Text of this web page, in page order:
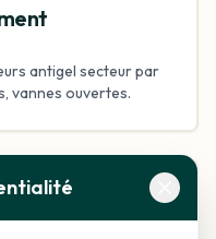
antigel secteur par
vannes ouvertes.